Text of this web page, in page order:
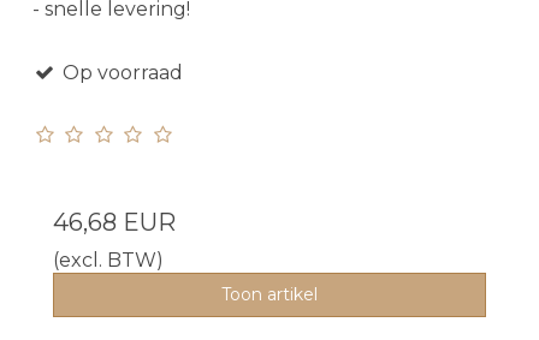
- snelle levering!
Op voorraad
46,68 EUR
(excl. BTW)
Toon artikel